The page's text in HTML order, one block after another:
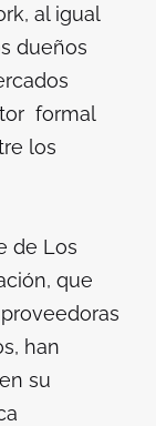
al igual
dueños
formal
los
de Los
que
han
su